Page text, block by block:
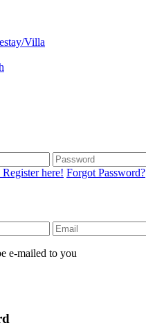
Villa
here! Forgot Password?
e-mailed to you